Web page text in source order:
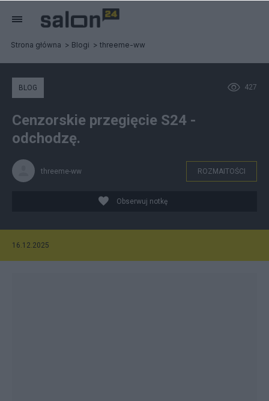
Strona główna Blogi threeme-ww
427
BLOG
Cenzorskie przegięcie S24 -
odchodzę.
threeme-ww ROZMAITOŚCI
Obserwuj notkę
16.12.2025